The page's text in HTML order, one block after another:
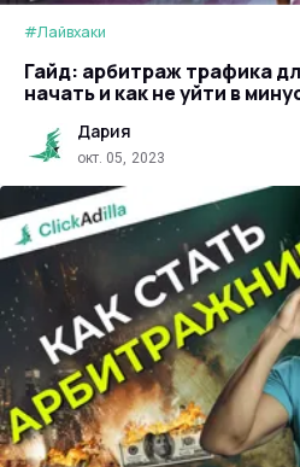
#Лайвхаки
Гайд: арбитраж трафика
начать и как не уйти в
Дария
окт. 05, 2023